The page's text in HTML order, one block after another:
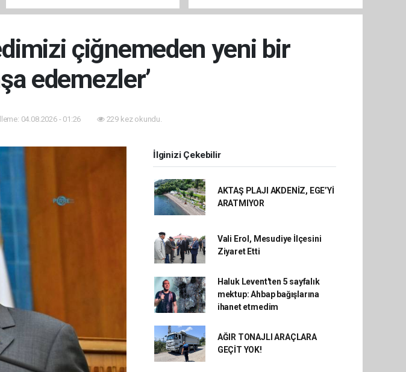
evine dönmeli’
liralık destek
çiğnemeden yeni bir
edemezler’
04.08.2026 - 01:26 229 kez okundu.
İlginizi Çekebilir
AKTAŞ PLAJI AKDENİZ, EGE’Yİ
ARATMIYOR
Vali Erol, Mesudiye İlçesini
Ziyaret Etti
Haluk Levent'ten 5 sayfalık
mektup: Ahbap bağışlarına
ihanet etmedim
AĞIR TONAJLI ARAÇLARA
GEÇİT YOK!